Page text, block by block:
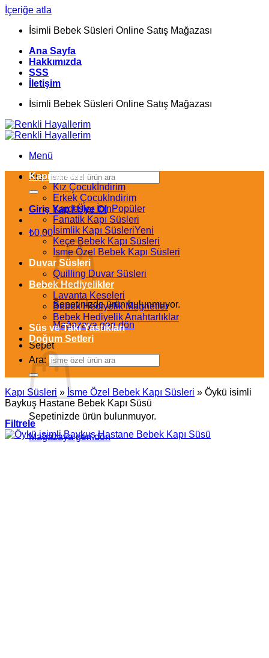
İçeriğe atla
İsimli Bebek Süsleri Online Satış Mağazası
Ana Sayfa
Hakkımızda
SSS
İletişim
İsimli Bebek Süsleri Online Satış Mağazası
Menü
Ara:
Giriş Yap / Üye Ol
₺0,00
Sepetinizde ürün bulunmuyor.
Mağazaya geri dön
Sepet
Sepetinizde ürün bulunmuyor.
Mağazaya geri dön
Kapı Süsleri
Kız Çocuk
Erkek Çocuk
Kardeşler İçin
Fanatik Kapı Süsleri
İsimlik Kapı Süsleri
Keçe Bebek Kapı Süsleri
İsme Özel Bebek Kapı Süsleri
Duvar Süsleri
Quilling Duvar Süsleri
Bebek Hediyelikler
Lavanta Keseleri
Bebek Hediyelik Magnetler
Bebek Hediyelik Anahtarlıklar
Süs ve Takı Yastıkları
Doğum Setleri
Ara:
Kapı Süsleri » İsme Özel Bebek Kapı Süsleri » Öykü isimli
Baykuş Hastane Bebek Kapı Süsü
Filtrele